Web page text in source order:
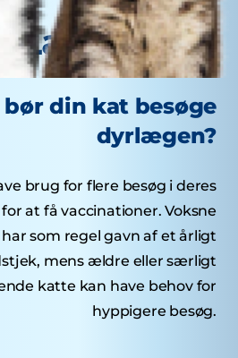
Lækre Tips
din kat besøge
dyrlægen?
brug for flere besøg i deres
at få vaccinationer. Voksne
som regel gavn af et årligt
mens ældre eller særligt
katte kan have behov for
hyppigere besøg.